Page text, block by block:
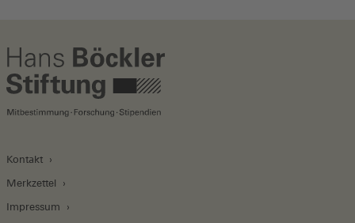
Kontakt
Merkzettel
Impressum